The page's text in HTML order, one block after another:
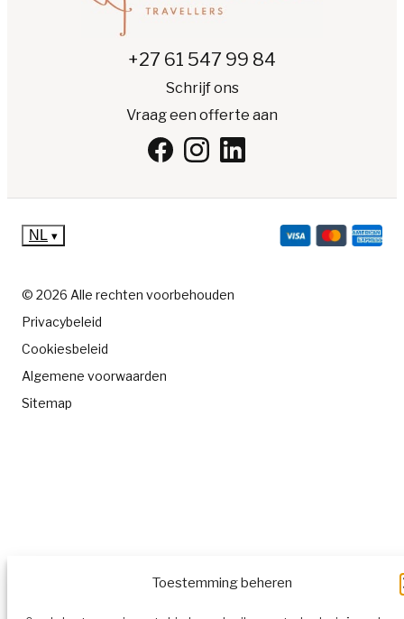
Toestemming beheren
+27 61 547 99 84
Schrijf ons
Vraag een offerte aan
© 2026 Alle rechten voorbehouden
Privacybeleid
Cookiesbeleid
Algemene voorwaarden
Sitemap
NL ▾